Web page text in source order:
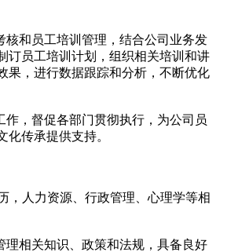
核和员工培训管理，结合公司业务发
订员工培训计划，组织相关培训和讲
果，进行数据跟踪和分析，不断优化
作，督促各部门贯彻执行，为公司员
化传承提供支持。
，人力资源、行政管理、心理学等相
理相关知识、政策和法规，具备良好